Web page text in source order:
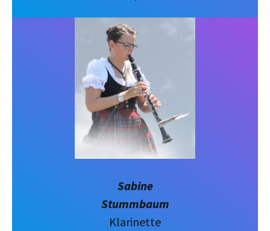
Sabine
Stummbaum
Klarinette